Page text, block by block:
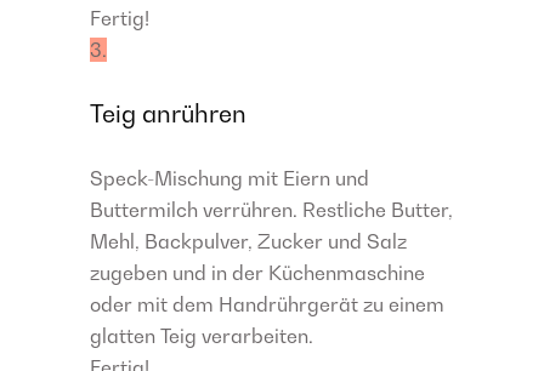
Fertig!
3.
Teig anrühren
Speck-Mischung mit Eiern und
Buttermilch verrühren. Restliche Butter,
Mehl, Backpulver, Zucker und Salz
zugeben und in der Küchenmaschine
oder mit dem Handrührgerät zu einem
glatten Teig verarbeiten.